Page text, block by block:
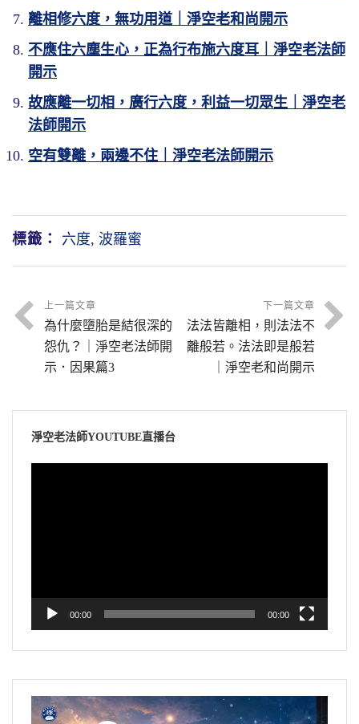
離相修六度，無功用道｜淨空老和尚開示
不應住六塵生心，正為行布施六度耳｜淨空老法師
開示
故應離一切相，廣行六度，利益一切眾生｜淨空老
法師開示
空有雙離，兩邊不住｜淨空老法師開示
標籤： 六度, 波羅蜜
上一篇文章
為什麼墮胎是結很深的
怨仇？｜淨空老法師開
示．因果篇3
下一篇文章
法法皆離相，則法法不
離般若。法法即是般若
｜淨空老和尚開示
淨空老法師YOUTUBE直播台
00:00 00:00